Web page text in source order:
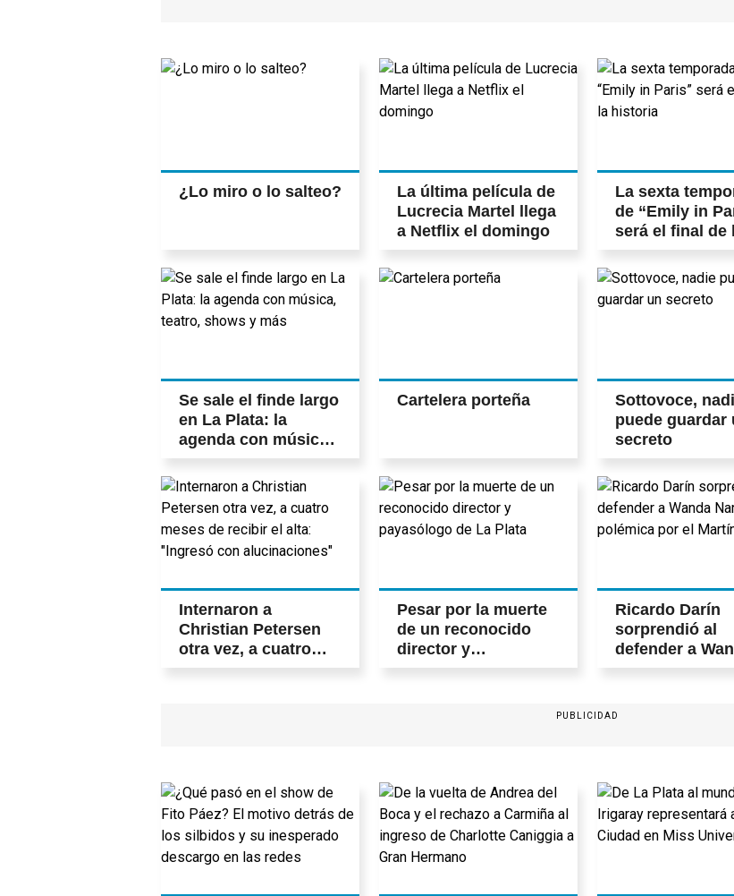
¿Lo miro o lo salteo?
La última película de
Lucrecia Martel llega
a Netflix el domingo
La sexta
de “Emily in
será el final de
historia
Se sale el finde largo
en La Plata: la
agenda con música,
teatro, shows y más
Cartelera porteña
Sottovoce,
puede guardar
secreto
Internaron a
Christian Petersen
otra vez, a cuatro
meses de recibir el
Pesar por la muerte
de un reconocido
director y
payasólogo de La
Ricardo Darín
sorprendió al
defender a
Nara tras la
PUBLICIDAD